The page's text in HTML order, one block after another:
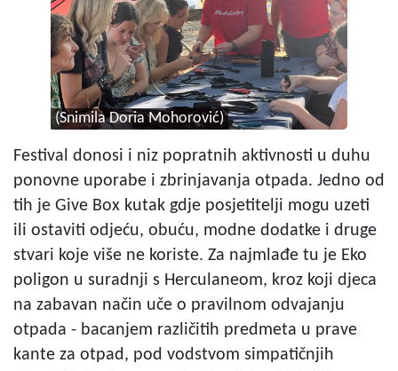
(Snimila Doria Mohorović)
Festival donosi i niz popratnih aktivnosti u duhu
ponovne uporabe i zbrinjavanja otpada. Jedno od
tih je Give Box kutak gdje posjetitelji mogu uzeti
ili ostaviti odjeću, obuću, modne dodatke i druge
stvari koje više ne koriste. Za najmlađe tu je Eko
poligon u suradnji s Herculaneom, kroz koji djeca
na zabavan način uče o pravilnom odvajanju
otpada - bacanjem različitih predmeta u prave
kante za otpad, pod vodstvom simpatičnjih